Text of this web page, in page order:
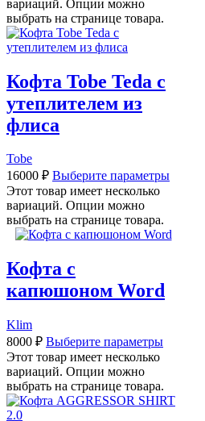
вариаций. Опции можно
выбрать на странице товара.
Кофта Tobe Teda с
утеплителем из
флиса
Tobe
16000 ₽ Выберите параметры
Этот товар имеет несколько
вариаций. Опции можно
выбрать на странице товара.
Кофта с
капюшоном Word
Klim
8000 ₽ Выберите параметры
Этот товар имеет несколько
вариаций. Опции можно
выбрать на странице товара.